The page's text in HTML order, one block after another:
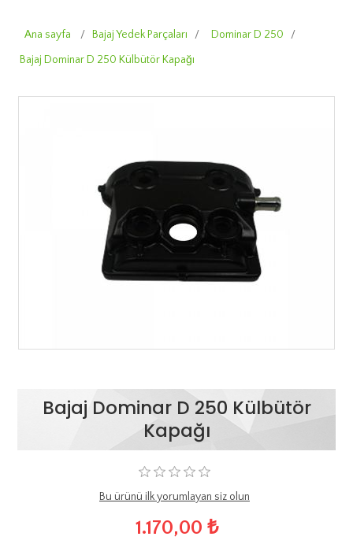
Ana sayfa / Bajaj Yedek Parçaları / Dominar D 250
/
Bajaj Dominar D 250 Külbütör Kapağı
Bajaj Dominar D 250 Külbütör
Kapağı
Bu ürünü ilk yorumlayan siz olun
1.170,00 ₺